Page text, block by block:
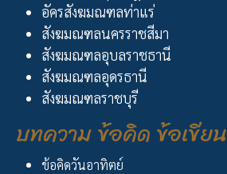
อัครสังฆมณฑลท่าแร่
สังฆมณฑลนครราชสีมา
สังฆมณฑลอุบลราชธานี
สังฆมณฑลอุดรธานี
สังฆมณฑลราชบุรี
บทความ ข้อคิด ข้อเขียน
ข้อคิดวันอาทิตย์